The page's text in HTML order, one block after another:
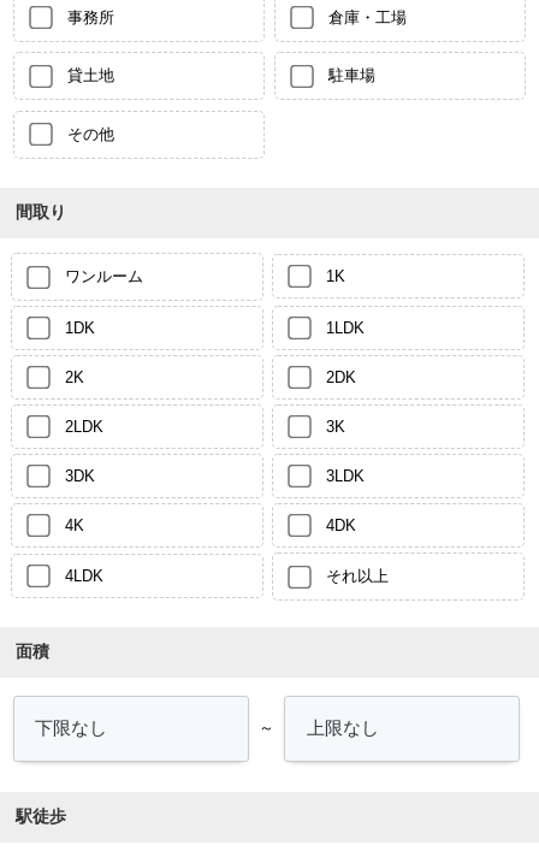
事務所 倉庫・工場
貸土地 駐車場
その他
間取り
ワンルーム 1K
1DK 1LDK
2K 2DK
2LDK 3K
3DK 3LDK
4K 4DK
4LDK それ以上
面積
～
駅徒歩